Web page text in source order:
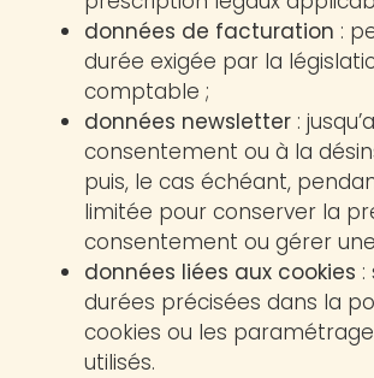
données de facturation :
durée exigée par la
comptable ;
données newsletter :
consentement ou à la
puis, le cas échéant,
limitée pour conserver la
consentement ou gérer
données liées aux cookies :
durées précisées dans la
cookies ou les
utilisés.